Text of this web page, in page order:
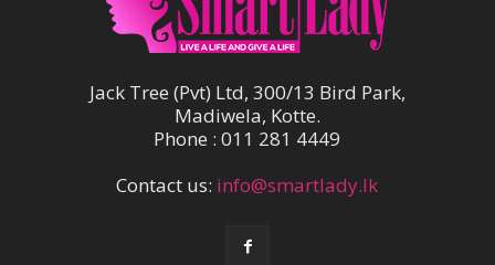
Jack Tree (Pvt) Ltd, 300/13 Bird Park,
Madiwela, Kotte.
Phone : 011 281 4449
Contact us: info@smartlady.lk